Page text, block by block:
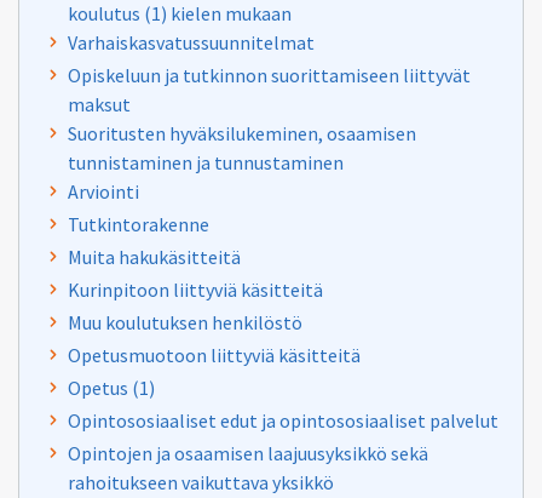
koulutus (1) kielen mukaan
Varhaiskasvatussuunnitelmat
Opiskeluun ja tutkinnon suorittamiseen liittyvät
maksut
Suoritusten hyväksilukeminen, osaamisen
tunnistaminen ja tunnustaminen
Arviointi
Tutkintorakenne
Muita hakukäsitteitä
Kurinpitoon liittyviä käsitteitä
Muu koulutuksen henkilöstö
Opetusmuotoon liittyviä käsitteitä
Opetus (1)
Opintososiaaliset edut ja opintososiaaliset palvelut
Opintojen ja osaamisen laajuusyksikkö sekä
rahoitukseen vaikuttava yksikkö